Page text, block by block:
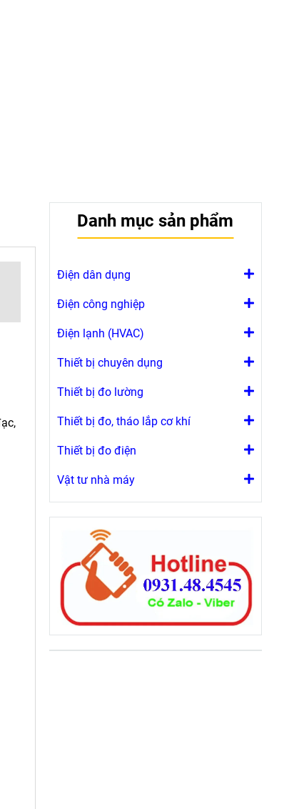
Danh mục sản phẩm
Điện dân dụng
Điện công nghiệp
Điện lạnh (HVAC)
Thiết bị chuyên dụng
Thiết bị đo lường
Thiết bị đo, tháo lắp cơ khí
Thiết bị đo điện
Vật tư nhà máy